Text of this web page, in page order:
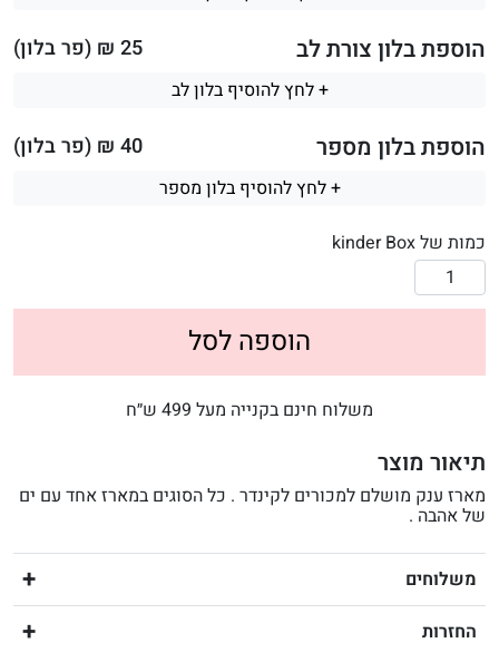
הוספת בלון צורת לב 25 ₪ (פר בלון)
+ לחץ להוסיף בלון לב
הוספת בלון מספר 40 ₪ (פר בלון)
+ לחץ להוסיף בלון מספר
כמות של kinder Box
הוספה לסל
משלוח חינם בקנייה מעל 499 ש״ח
תיאור מוצר
מארז ענק מושלם למכורים לקינדר . כל הסוגים במארז אחד עם ים
של אהבה .
משלוחים
החזרות